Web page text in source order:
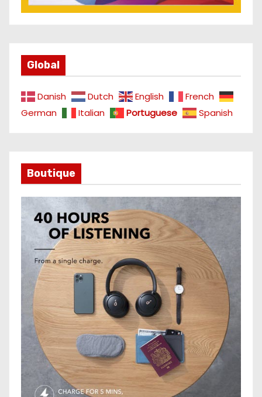
Global
Danish Dutch English
French
German
Italian Portuguese Spanish
Boutique